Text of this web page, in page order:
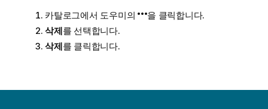
카탈로그에서 도우미의
을 클릭합니다.
삭제를 선택합니다.
삭제를 클릭합니다.